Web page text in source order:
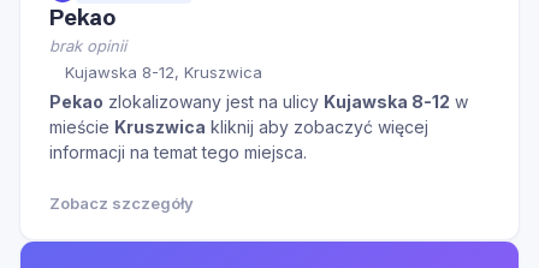
Pekao
brak opinii
Kujawska 8-12, Kruszwica
Pekao zlokalizowany jest na ulicy Kujawska 8-12 w
mieście Kruszwica kliknij aby zobaczyć więcej
informacji na temat tego miejsca.
Zobacz szczegóły